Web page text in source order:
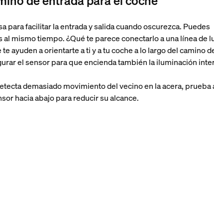
para facilitar la entrada y salida cuando oscurezca. Puedes
mismo tiempo. ¿Qué te parece conectarlo a una línea de
te ayuden a orientarte a ti y a tu coche a lo largo del camino
el sensor para que encienda también la iluminación
demasiado movimiento del vecino en la acera, prueba
hacia abajo para reducir su alcance.